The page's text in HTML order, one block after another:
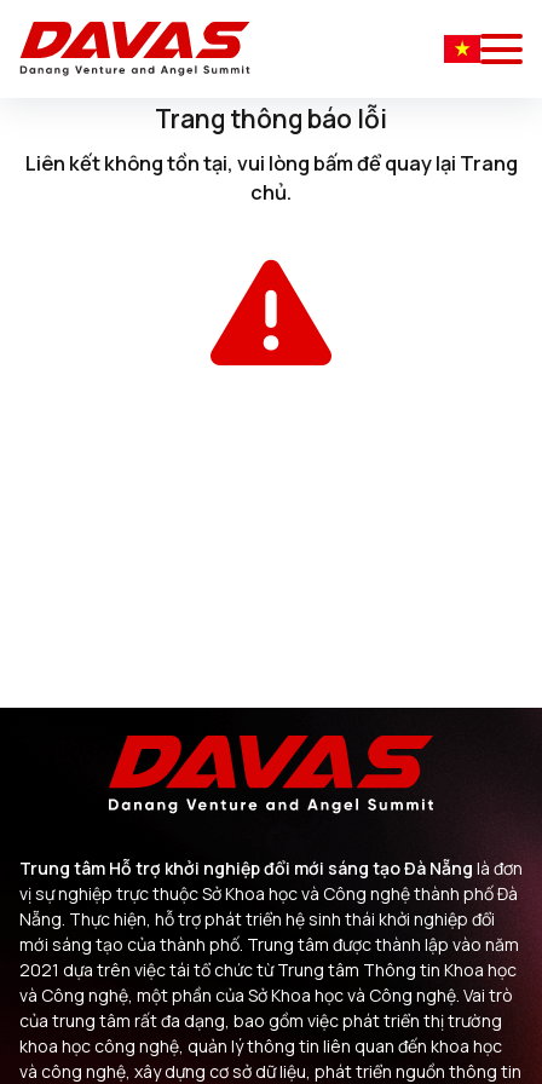
Trang thông báo lỗi
Liên kết không tồn tại, vui lòng bấmđể quay lại Trang
chủ.
Trung tâm Hỗ trợ khởi nghiệp đổi mới sáng tạo Đà Nẵng là đơn
vị sự nghiệp trực thuộc Sở Khoa học và Công nghệ thành phố Đà
Nẵng. Thực hiện, hỗ trợ phát triển hệ sinh thái khởi nghiệp đổi
mới sáng tạo của thành phố. Trung tâm được thành lập vào năm
2021 dựa trên việc tái tổ chức từ Trung tâm Thông tin Khoa học
và Công nghệ, một phần của Sở Khoa học và Công nghệ. Vai trò
của trung tâm rất đa dạng, bao gồm việc phát triển thị trường
khoa học công nghệ, quản lý thông tin liên quan đến khoa học
và công nghệ, xây dựng cơ sở dữ liệu, phát triển nguồn thông tin